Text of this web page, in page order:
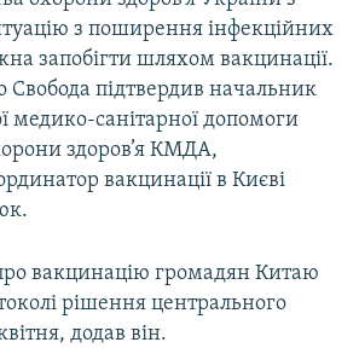
з поширення інфекційних
запобігти шляхом вакцинації.
Свобода підтвердив начальник
медико-санітарної допомоги
здоров’я КМДА,
вакцинації в Києві
вакцинацію громадян Китаю
рішення центрального
додав він.